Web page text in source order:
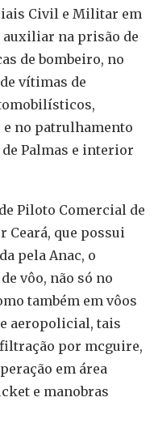
Civil e Militar em
auxiliar na prisão de
de bombeiro, no
vítimas de
no patrulhamento
Palmas e interior
Piloto Comercial de
Ceará, que possui
pela Anac, o
vôo, não só no
também em vôos
aeropolicial, tais
por mcguire,
em área
e manobras